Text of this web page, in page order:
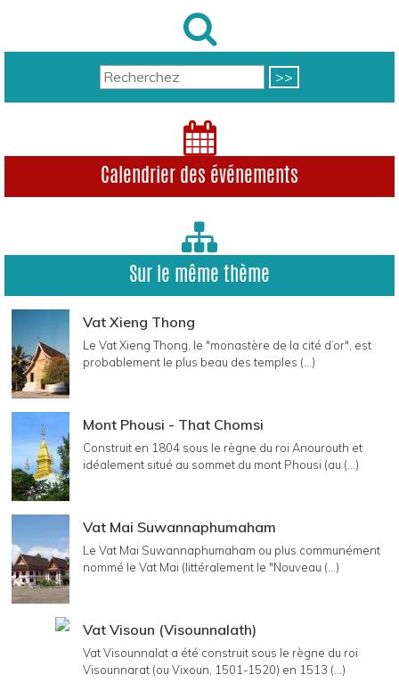
Calendrier des événements
Sur le même thème
Vat Xieng Thong
Le Vat Xieng Thong, le "monastère de la cité d’or", est
probablement le plus beau des temples (...)
Mont Phousi - That Chomsi
Construit en 1804 sous le règne du roi Anourouth et
idéalement situé au sommet du mont Phousi (au (...)
Vat Mai Suwannaphumaham
Le Vat Mai Suwannaphumaham ou plus communément
nommé le Vat Mai (littéralement le "Nouveau (...)
Vat Visoun (Visounnalath)
Vat Visounnalat a été construit sous le règne du roi
Visounnarat (ou Vixoun, 1501-1520) en 1513 (...)